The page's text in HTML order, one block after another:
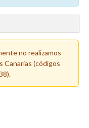
no realizamos
Canarias (códigos